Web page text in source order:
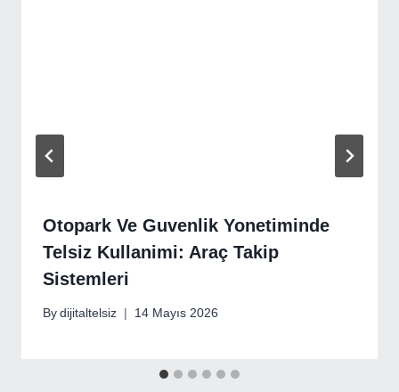
Otopark Ve Guvenlik Yonetiminde
Telsiz Kullanimi: Araç Takip
Sistemleri
By dijitaltelsiz 14 Mayıs 2026